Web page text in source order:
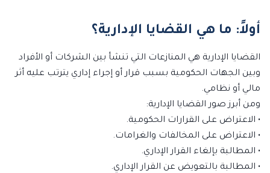
أولاً: ما هي القضايا الإدارية؟
القضايا الإدارية هي المنازعات التي تنشأ بين الشركات أو الأفراد
وبين الجهات الحكومية بسبب قرار أو إجراء إداري يترتب عليه أثر
مالي أو نظامي.
ومن أبرز صور القضايا الإدارية:
• الاعتراض على القرارات الحكومية.
• الاعتراض على المخالفات والغرامات.
• المطالبة بإلغاء القرار الإداري.
• المطالبة بالتعويض عن القرار الإداري.